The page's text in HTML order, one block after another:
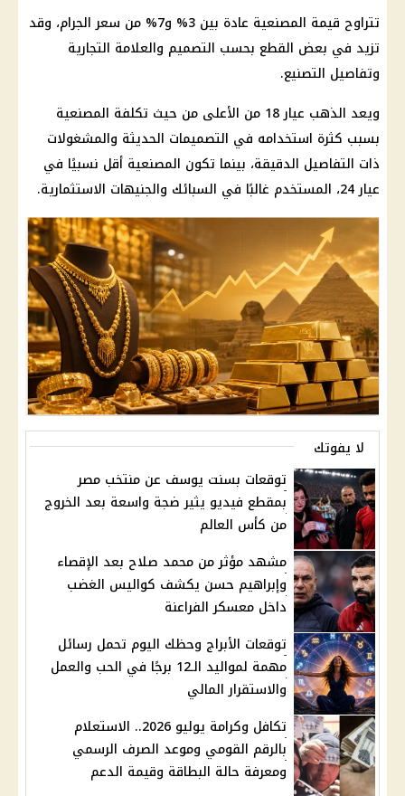
تتراوح قيمة المصنعية عادة بين 3% و7% من سعر الجرام، وقد
تزيد في بعض القطع بحسب التصميم والعلامة التجارية
وتفاصيل التصنيع.
ويعد الذهب
عيار 18 من الأعلى من حيث تكلفة المصنعية
بسبب كثرة استخدامه في التصميمات الحديثة والمشغولات
ذات التفاصيل الدقيقة، بينما تكون المصنعية أقل نسبيًا في
عيار 24، المستخدم غالبًا في السبائك والجنيهات الاستثمارية.
لا يفوتك
توقعات بسنت يوسف عن منتخب مصر
بمقطع فيديو يثير ضجة واسعة بعد الخروج
من كأس العالم
مشهد مؤثر من محمد صلاح بعد الإقصاء
وإبراهيم حسن يكشف كواليس الغضب
داخل معسكر الفراعنة
توقعات الأبراج وحظك اليوم تحمل رسائل
مهمة لمواليد الـ12 برجًا في الحب والعمل
والاستقرار المالي
تكافل وكرامة يوليو 2026.. الاستعلام
بالرقم القومي وموعد الصرف الرسمي
ومعرفة حالة البطاقة وقيمة الدعم